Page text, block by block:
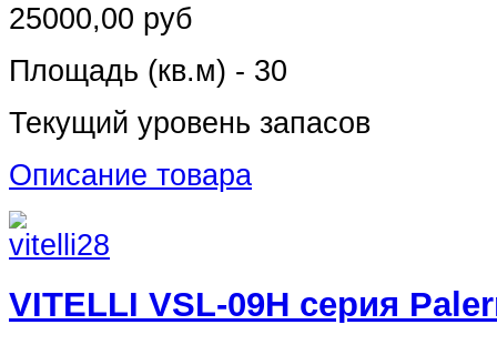
25000,00 руб
Площадь (кв.м) - 30
Текущий уровень запасов
Описание товара
VITELLI VSL-09H серия